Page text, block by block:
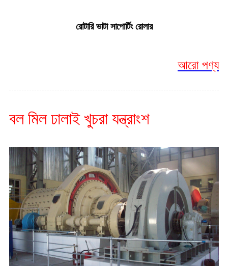
রোটারি ভাটা সাপোর্টিং রোলার
আরো পণ্য
বল মিল ঢালাই খুচরা যন্ত্রাংশ